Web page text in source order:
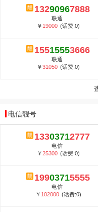
13290967888
联通
￥ 19000 (话费:0)
15515553666
联通
￥31050 (话费:0)
电信靓号
13303712777
电信
￥25300 (话费:0)
19903715555
电信
￥ 102000 (话费:0)